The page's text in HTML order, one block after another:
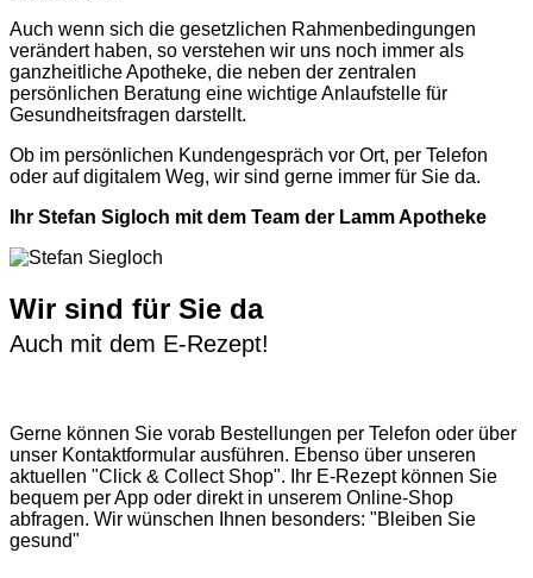
Auch wenn sich die gesetzlichen Rahmenbedingungen
verändert haben, so verstehen wir uns noch immer als
ganzheitliche Apotheke, die neben der zentralen
persönlichen Beratung eine wichtige Anlaufstelle für
Gesundheitsfragen darstellt.
Ob im persönlichen Kundengespräch vor Ort, per Telefon
oder auf digitalem Weg, wir sind gerne immer für Sie da.
Ihr Stefan Sigloch mit dem Team der Lamm Apotheke
Wir sind für Sie da
Auch mit dem E-Rezept!
Gerne können Sie vorab Bestellungen per Telefon oder über
unser Kontaktformular ausführen. Ebenso über unseren
aktuellen "Click & Collect Shop". Ihr E-Rezept können Sie
bequem per App oder direkt in unserem Online-Shop
abfragen. Wir wünschen Ihnen besonders: "Bleiben Sie
gesund"